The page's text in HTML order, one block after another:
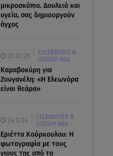
μικροσκόπιο. Δουλειά και
υγεία, σας δημιουργούν
άγχος
20.02.25
CELEBRITIES &
GOSSIP ΝΕΑ
Καραβοκύρη για
Ζουγανέλη: «Η Ελεωνόρα
είναι θεάρα»
24.12.24
CELEBRITIES &
GOSSIP ΝΕΑ
Εριέττα Κούρκουλου: Η
φωτογραφία με τους
γιους της από το